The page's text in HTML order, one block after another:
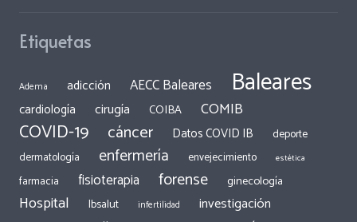
Etiquetas
Adema adicción AECC Baleares Baleares
cardiología cirugía COIBA COMIB
COVID-19 cáncer Datos COVID IB
deporte
dermatología
enfermería envejecimiento estética
farmacia fisioterapia forense ginecología
Hospital Ibsalut infertilidad investigación